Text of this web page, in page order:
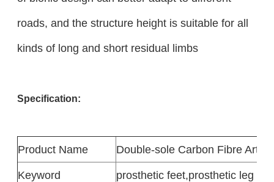
roads, and the structure height is suitable for all
kinds of long and short residual limbs
Specification:
Product Name
Double-sole Carbon Fibre
Keyword
prosthetic feet,prosthetic leg